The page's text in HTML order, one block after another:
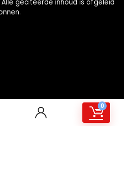
0
geciteerde inhoud is afgeleid